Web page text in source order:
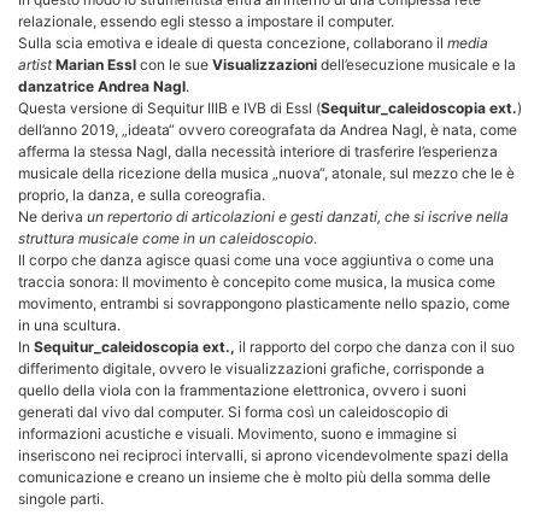
relazionale, essendo egli stesso a impostare il computer.
Sulla scia emotiva e ideale di questa concezione, collaborano il media
artist Marian Essl con le sue Visualizzazioni dell’esecuzione musicale e la
danzatrice Andrea Nagl.
Questa versione di Sequitur IIIB e IVB di Essl (Sequitur_caleidoscopia ext.)
dell’anno 2019, „ideata“ ovvero coreografata da Andrea Nagl, è nata, come
afferma la stessa Nagl, dalla necessità interiore di trasferire l’esperienza
musicale della ricezione della musica „nuova“, atonale, sul mezzo che le è
proprio, la danza, e sulla coreografia.
Ne deriva un repertorio di articolazioni e gesti danzati, che si iscrive nella
struttura musicale come in un caleidoscopio.
Il corpo che danza agisce quasi come una voce aggiuntiva o come una
traccia sonora: Il movimento è concepito come musica, la musica come
movimento, entrambi si sovrappongono plasticamente nello spazio, come
in una scultura.
In Sequitur_caleidoscopia ext., il rapporto del corpo che danza con il suo
differimento digitale, ovvero le visualizzazioni grafiche, corrisponde a
quello della viola con la frammentazione elettronica, ovvero i suoni
generati dal vivo dal computer. Si forma così un caleidoscopio di
informazioni acustiche e visuali. Movimento, suono e immagine si
inseriscono nei reciproci intervalli, si aprono vicendevolmente spazi della
comunicazione e creano un insieme che è molto più della somma delle
singole parti.